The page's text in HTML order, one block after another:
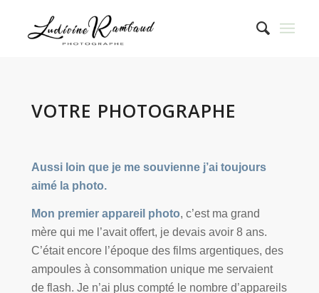
VOTRE PHOTOGRAPHE
Aussi loin que je me sou­vienne j’ai tou­jours
aimé la photo.
Mon pre­mier appa­reil pho­to, c’est ma grand
mère qui me l’avait offert, je devais avoir 8 ans.
C’était encore l’époque des films argen­tiques, des
ampoules à consom­ma­tion unique me ser­vaient
de flash. Je n’ai plus comp­té le nombre d’appareils